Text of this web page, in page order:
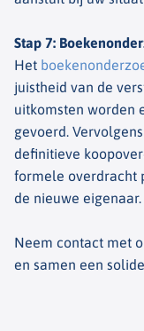
Stap 7:
Het
juistheid van de
uitkomsten worden
gevoerd.
definitieve
formele overdracht
de nieuwe eigenaar.
Neem contact met
en samen een